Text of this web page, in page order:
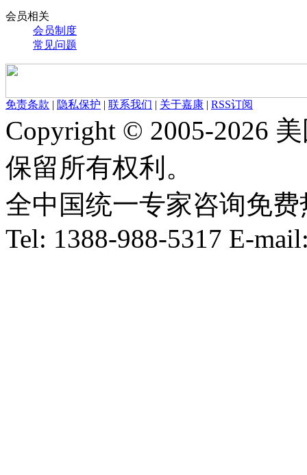
会员相关
会员制度
常见问题
免责条款 | 隐私保护 | 联系我们 | 关于嘉康 | RSS订阅
Copyright © 2005-2026
保留所有权利。
全中国统一专家咨询免费
Tel: 1388-988-5317 E-